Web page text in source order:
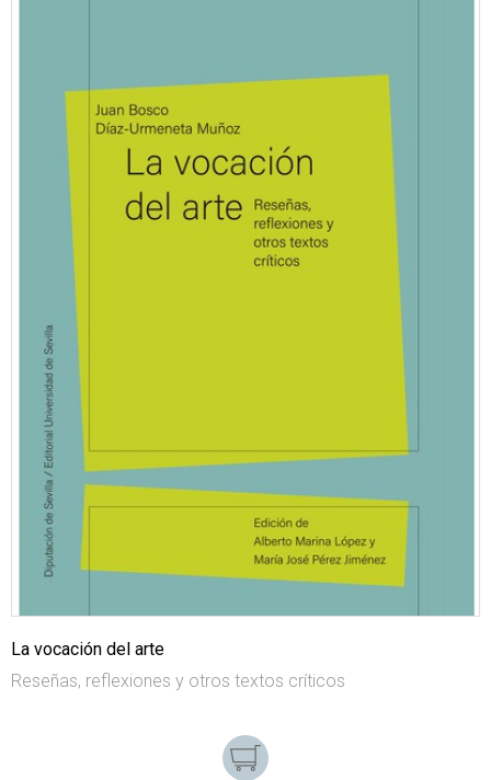
La vocación del arte
Reseñas, reflexiones y otros textos críticos